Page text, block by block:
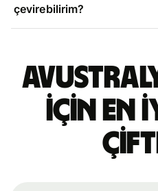
çevirebilirim?
için en